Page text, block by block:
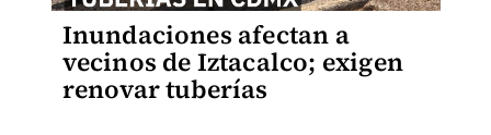
Inundaciones afectan a
vecinos de Iztacalco; exigen
renovar tuberías